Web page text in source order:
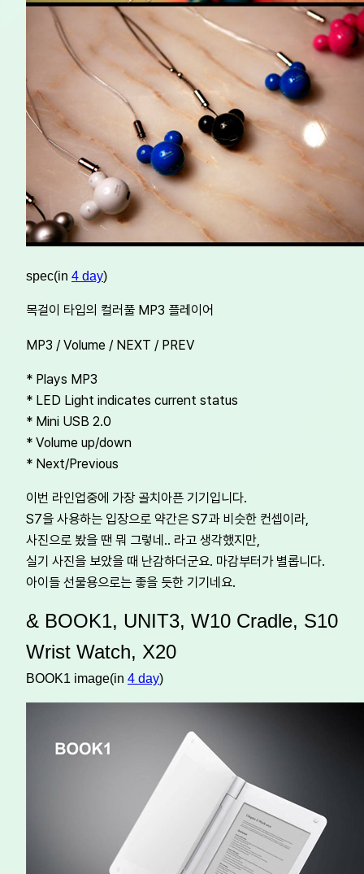
spec(in 4 day)
목걸이 타입의 컬러풀 MP3 플레이어
MP3 / Volume / NEXT / PREV
* Plays MP3
* LED Light indicates current status
* Mini USB 2.0
* Volume up/down
* Next/Previous
이번 라인업중에 가장 골치아픈 기기입니다.
S7을 사용하는 입장으로 약간은 S7과 비슷한 컨셉이라,
사진으로 봤을 땐 뭐 그렇네.. 라고 생각했지만,
실기 사진을 보았을 때 난감하더군요. 마감부터가 별롭니다.
아이들 선물용으로는 좋을 듯한 기기네요.
& BOOK1, UNIT3, W10 Cradle, S10
Wrist Watch, X20
BOOK1 image(in 4 day)